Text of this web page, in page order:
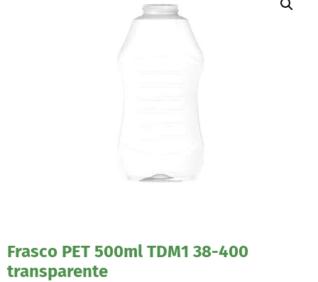
Frasco PET 500ml TDM1 38-400
transparente